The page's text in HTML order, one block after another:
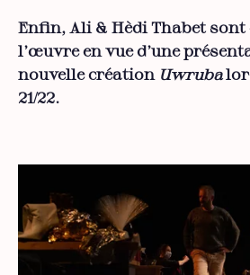
Enfin, Ali & Hèdi Thabet sont
l’œuvre en vue d’une
nouvelle création Uwruba
21/22.